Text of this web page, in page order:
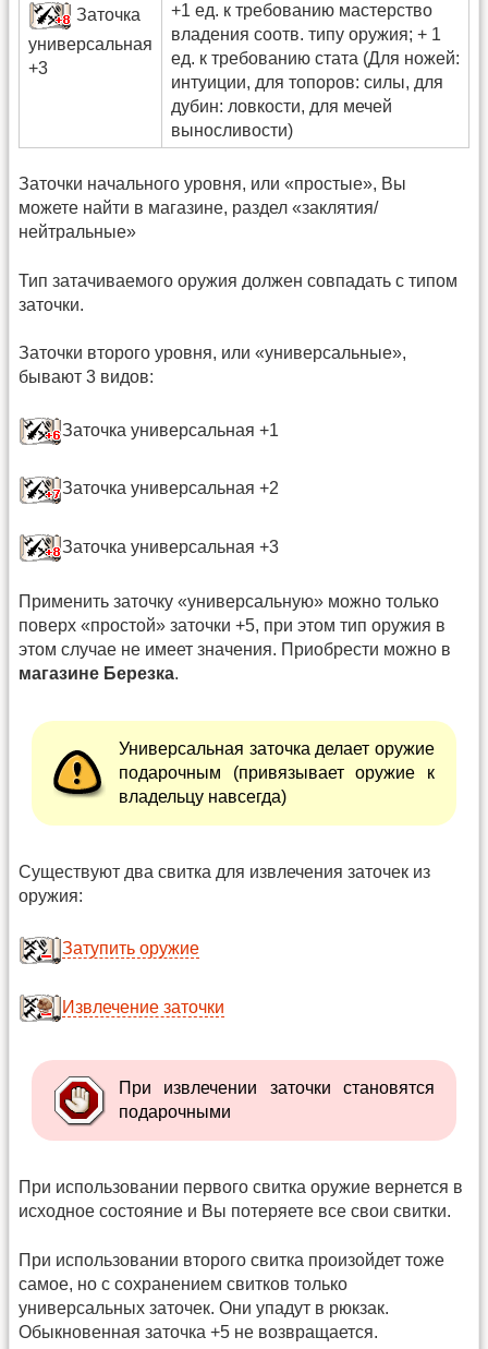
Заточка
универсальная
+3
+1 ед. к требованию мастерство
владения соотв. типу оружия; + 1
ед. к требованию стата (Для ножей:
интуиции, для топоров: силы, для
дубин: ловкости, для мечей
выносливости)
Заточки начального уровня, или «простые», Вы
можете найти в магазине, раздел «заклятия/
нейтральные»
Тип затачиваемого оружия должен совпадать с типом
заточки.
Заточки второго уровня, или «универсальные»,
бывают 3 видов:
Заточка универсальная +1
Заточка универсальная +2
Заточка универсальная +3
Применить заточку «универсальную» можно только
поверх «простой» заточки +5, при этом тип оружия в
этом случае не имеет значения. Приобрести можно в
магазине Березка.
Универсальная заточка делает оружие
подарочным (привязывает оружие к
владельцу навсегда)
Существуют два свитка для извлечения заточек из
оружия:
Затупить оружие
Извлечение заточки
При извлечении заточки становятся
подарочными
При использовании первого свитка оружие вернется в
исходное состояние и Вы потеряете все свои свитки.
При использовании второго свитка произойдет тоже
самое, но с сохранением свитков только
универсальных заточек. Они упадут в рюкзак.
Обыкновенная заточка +5 не возвращается.